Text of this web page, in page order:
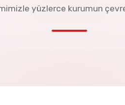
yüzlerce kurumun